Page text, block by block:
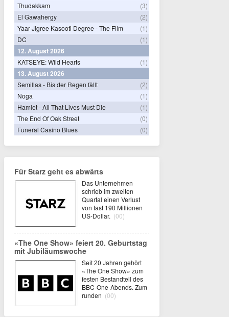
Thudakkam
(3)
El Gawahergy
(2)
Yaar Jigree Kasooti Degree - The Film
(1)
DC
(1)
12. August 2026
KATSEYE: Wild Hearts (1)
13. August 2026
Semillas - Bis der Regen fällt
(2)
Noga
(1)
Hamlet - All That Lives Must Die
(1)
The End Of Oak Street
(0)
Funeral Casino Blues
(0)
Für Starz geht es abwärts
Das Unternehmen
schrieb im zweiten
Quartal einen Verlust
von fast 190 Millionen
US-Dollar. (00)
«The One Show» feiert 20. Geburtstag
mit Jubiläumswoche
Seit 20 Jahren gehört
«The One Show» zum
festen Bestandteil des
BBC-One-Abends. Zum
runden (00)